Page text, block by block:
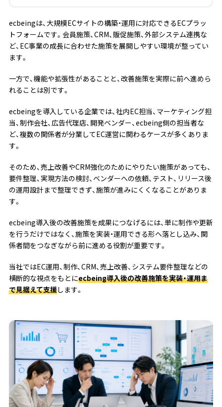
ecbeingは、大規模ECサイトの構築・運用に対応できるECプラッ
トフォームです。会員施策、CRM、販促施策、外部システム連携な
ど、EC事業の成長に合わせた施策を展開しやすい環境が整ってい
ます。
一方で、機能や拡張性があることと、改善施策を実際に前へ進めら
れることは別です。
ecbeingを導入している企業では、社内EC担当、マーケティング担
当、制作会社、広告代理店、開発ベンダー、ecbeing側の担当者な
ど、複数の関係者が分業してEC運営に関わるケースが多くありま
す。
そのため、売上改善やCRM強化のためにやりたい施策があっても、
要件整理、実現方法の検討、ベンダーへの依頼、テスト、リリース後
の運用設計まで整理できず、施策が進みにくくなることがありま
す。
ecbeing導入後の改善施策を成果につなげるには、単に制作や更新
を行うだけではなく、施策を実装・運用できる形へ落とし込み、関
係者間をつなぎながら前に進める役割が重要です。
当社ではEC運用、制作、CRM、売上改善、システム要件整理などの
横断的な視点をもとにecbeing導入後の改善施策を実装・運用ま
で見据えて支援します。